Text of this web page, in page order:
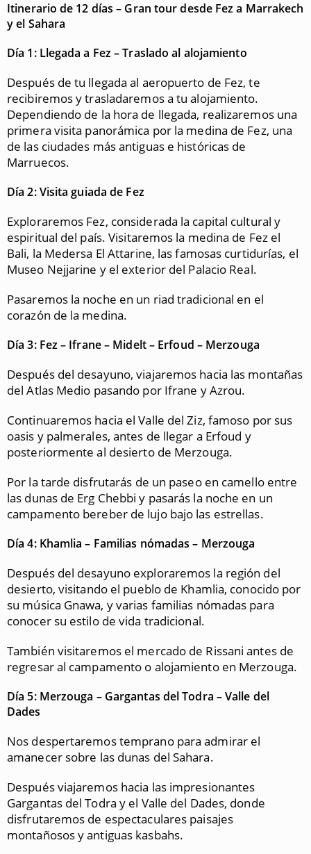
Itinerario de 12 días – Gran tour desde Fez a Marrakech
y el Sahara
Día 1: Llegada a Fez – Traslado al alojamiento
Después de tu llegada al aeropuerto de Fez, te
recibiremos y trasladaremos a tu alojamiento.
Dependiendo de la hora de llegada, realizaremos una
primera visita panorámica por la medina de Fez, una
de las ciudades más antiguas e históricas de
Marruecos.
Día 2: Visita guiada de Fez
Exploraremos Fez, considerada la capital cultural y
espiritual del país. Visitaremos la medina de Fez el
Bali, la Medersa El Attarine, las famosas curtidurías, el
Museo Nejjarine y el exterior del Palacio Real.
Pasaremos la noche en un riad tradicional en el
corazón de la medina.
Día 3: Fez – Ifrane – Midelt – Erfoud – Merzouga
Después del desayuno, viajaremos hacia las montañas
del Atlas Medio pasando por Ifrane y Azrou.
Continuaremos hacia el Valle del Ziz, famoso por sus
oasis y palmerales, antes de llegar a Erfoud y
posteriormente al desierto de Merzouga.
Por la tarde disfrutarás de un paseo en camello entre
las dunas de Erg Chebbi y pasarás la noche en un
campamento bereber de lujo bajo las estrellas.
Día 4: Khamlia – Familias nómadas – Merzouga
Después del desayuno exploraremos la región del
desierto, visitando el pueblo de Khamlia, conocido por
su música Gnawa, y varias familias nómadas para
conocer su estilo de vida tradicional.
También visitaremos el mercado de Rissani antes de
regresar al campamento o alojamiento en Merzouga.
Día 5: Merzouga – Gargantas del Todra – Valle del
Dades
Nos despertaremos temprano para admirar el
amanecer sobre las dunas del Sahara.
Después viajaremos hacia las impresionantes
Gargantas del Todra y el Valle del Dades, donde
disfrutaremos de espectaculares paisajes
montañosos y antiguas kasbahs.